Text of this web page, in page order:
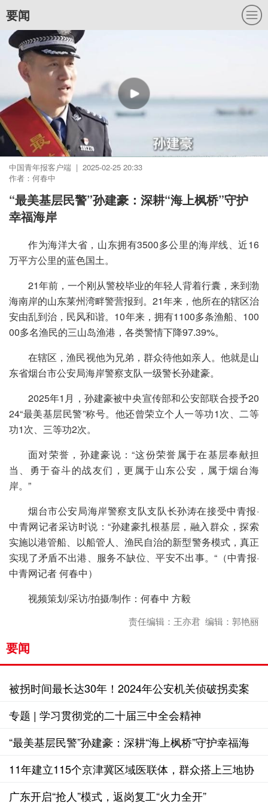
要闻
中国青年报客户端 | 2025-02-25 20:33
作者：何春中
“最美基层民警”孙建豪：深耕“海上枫桥”守护
幸福海岸
作为海洋大省，山东拥有3500多公里的海岸线、近16
万平方公里的蓝色国土。
21年前，一个刚从警校毕业的年轻人背着行囊，来到渤
海南岸的山东莱州湾畔警营报到。21年来，他所在的辖区治
安由乱到治，民风和谐。10年来，拥有1100多条渔船、100
00多名渔民的三山岛渔港，各类警情下降97.39%。
在辖区，渔民视他为兄弟，群众待他如亲人。他就是山
东省烟台市公安局海岸警察支队一级警长孙建豪。
2025年1月，孙建豪被中央宣传部和公安部联合授予20
24“最美基层民警”称号。他还曾荣立个人一等功1次、二等
功1次、三等功2次。
面对荣誉，孙建豪说：“这份荣誉属于在基层奉献担
当、勇于奋斗的战友们，更属于山东公安，属于烟台海
岸。”
烟台市公安局海岸警察支队支队长孙涛在接受中青报·
中青网记者采访时说：“孙建豪扎根基层，融入群众，探索
实施以港管船、以船管人、渔民自治的新型警务模式，真正
实现了矛盾不出港、服务不缺位、平安不出事。“（中青报·
中青网记者 何春中）
视频策划/采访/拍摄/制作：何春中 方毅
责任编辑：王亦君 编辑：郭艳丽
要闻
被拐时间最长达30年！2024年公安机关侦破拐卖案
件550余起
专题 | 学习贯彻党的二十届三中全会精神
“最美基层民警”孙建豪：深耕“海上枫桥”守护幸福海
岸
11年建立115个京津冀区域医联体，群众搭上三地协
作的“健康快车”
广东开启“抢人”模式，返岗复工“火力全开”